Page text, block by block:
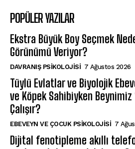
POPÜLER YAZILAR
Ekstra Büyük Boy Seçmek
Görünümü Veriyor?
DAVRANIŞ PSIKOLOJISI 7 Ağustos 2026
Tüylü Evlatlar ve Biyolojik
ve Köpek Sahibiyken Beynimiz
Çalışır?
EBEVEYN VE ÇOCUK PSIKOLOJISI 7
Dijital fenotipleme akıllı